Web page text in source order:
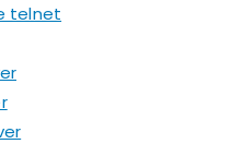
telnet